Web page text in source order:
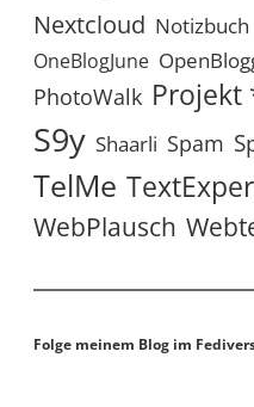
Nextcloud Notizbuch
OneBlogJune
PhotoWalk
S9y Shaarli Spam
TelMe
WebPlausch
Folge meinem Blog im